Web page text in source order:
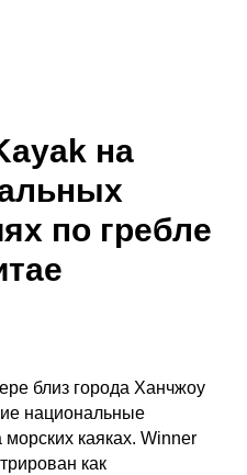
на
по гребле
близ города Ханчжоу
национальные
каяках. Winner
как